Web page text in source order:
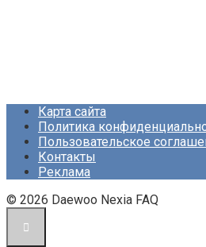
Карта сайта
Политика
Пользовательское
Контакты
Реклама
© 2026 Daewoo Nexia FAQ